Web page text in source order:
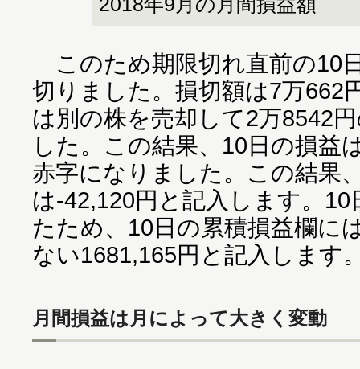
2018年9月の月間損益額
このため期限切れ直前の10
切りました。損切額は7万662
は別の株を売却して2万8542
した。この結果、10日の損益
赤字になりました。この結果
は-42,120円と記入します。
たため、10日の累積損益欄に
ない1681,165円と記入します
月間損益は月によって大きく変動